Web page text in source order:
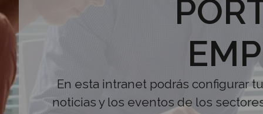
En esta intranet podrás configurar
noticias y los eventos de los